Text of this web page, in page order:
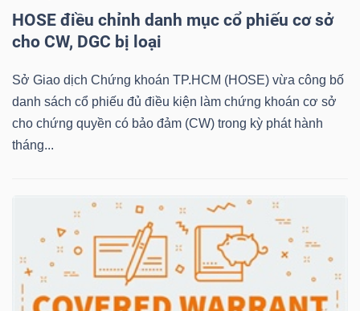
HOSE điều chỉnh danh mục cổ phiếu cơ sở
cho CW, DGC bị loại
Sở Giao dịch Chứng khoán TP.HCM (HOSE) vừa công bố
danh sách cổ phiếu đủ điều kiện làm chứng khoán cơ sở
cho chứng quyền có bảo đảm (CW) trong kỳ phát hành
tháng...
DOANH
NGHIỆP
PHÁI
SINH